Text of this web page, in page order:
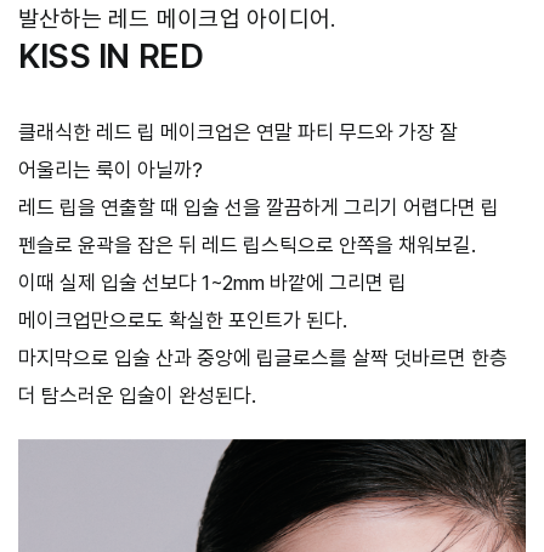
발산하는 레드 메이크업 아이디어.
KISS IN RED
클래식한 레드 립 메이크업은 연말 파티 무드와 가장 잘
어울리는 룩이 아닐까?
레드 립을 연출할 때 입술 선을 깔끔하게 그리기 어렵다면 립
펜슬로 윤곽을 잡은 뒤 레드 립스틱으로 안쪽을 채워보길.
이때 실제 입술 선보다 1~2mm 바깥에 그리면 립
메이크업만으로도 확실한 포인트가 된다.
마지막으로 입술 산과 중앙에 립글로스를 살짝 덧바르면 한층
더 탐스러운 입술이 완성된다.